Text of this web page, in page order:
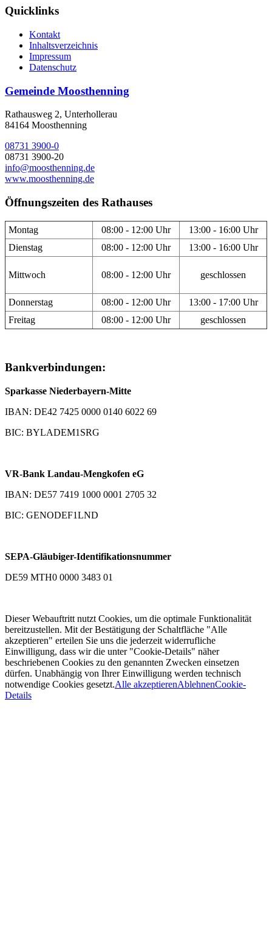
Quicklinks
Kontakt
Inhaltsverzeichnis
Impressum
Datenschutz
Gemeinde Moosthenning
Rathausweg 2, Unterhollerau
84164 Moosthenning
08731 3900-0
08731 3900-20
info@moosthenning.de
www.moosthenning.de
Öffnungszeiten des Rathauses
Montag 08:00 - 12:00 Uhr
13:00 - 16:00 Uhr
Dienstag
08:00 - 12:00 Uhr 13:00 - 16:00 Uhr
Mittwoch 08:00 - 12:00 Uhr geschlossen
Donnerstag 08:00 - 12:00 Uhr
13:00 - 17:00 Uhr
Freitag
08:00 - 12:00 Uhr geschlossen
Bankverbindungen:
Sparkasse Niederbayern-Mitte
IBAN: DE42 7425 0000 0140 6022 69
BIC: BYLADEM1SRG
VR-Bank Landau-Mengkofen eG
IBAN: DE57 7419 1000 0001 2705 32
BIC: GENODEF1LND
SEPA-Gläubiger-Identifikationsnummer
DE59 MTH0 0000 3483 01
Dieser Webauftritt nutzt Cookies, um die optimale Funktionalität
bereitzustellen. Mit der Bestätigung der Schaltfläche "Alle
akzeptieren" erteilen Sie uns die jederzeit widerrufliche
Einwilligung, dass wir die unter "Cookie-Details" näher
beschriebenen Cookies zu den genannten Zwecken einsetzen
dürfen. Unabhängig von Ihrer Einwilligung werden technisch
notwendige Cookies gesetzt.Alle akzeptierenAblehnenCookie-
Details